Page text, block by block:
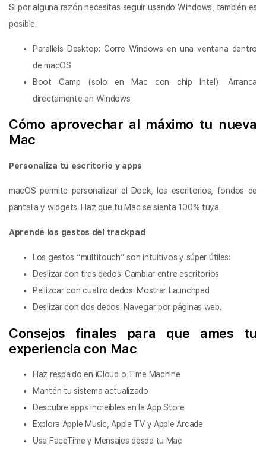
Si por alguna razón necesitas seguir usando Windows, también es
posible:
Parallels Desktop: Corre Windows en una ventana dentro
de macOS
Boot Camp (solo en Mac con chip Intel): Arranca
directamente en Windows
Cómo aprovechar al máximo tu nueva
Mac
Personaliza tu escritorio y apps
macOS permite personalizar el Dock, los escritorios, fondos de
pantalla y widgets. Haz que tu Mac se sienta 100% tuya.
Aprende los gestos del trackpad
Los gestos “multitouch” son intuitivos y súper útiles:
Deslizar con tres dedos: Cambiar entre escritorios
Pellizcar con cuatro dedos: Mostrar Launchpad
Deslizar con dos dedos: Navegar por páginas web.
Consejos finales para que ames tu
experiencia con Mac
Haz respaldo en iCloud o Time Machine
Mantén tu sistema actualizado
Descubre apps increíbles en la App Store
Explora Apple Music, Apple TV y Apple Arcade
Usa FaceTime y Mensajes desde tu Mac